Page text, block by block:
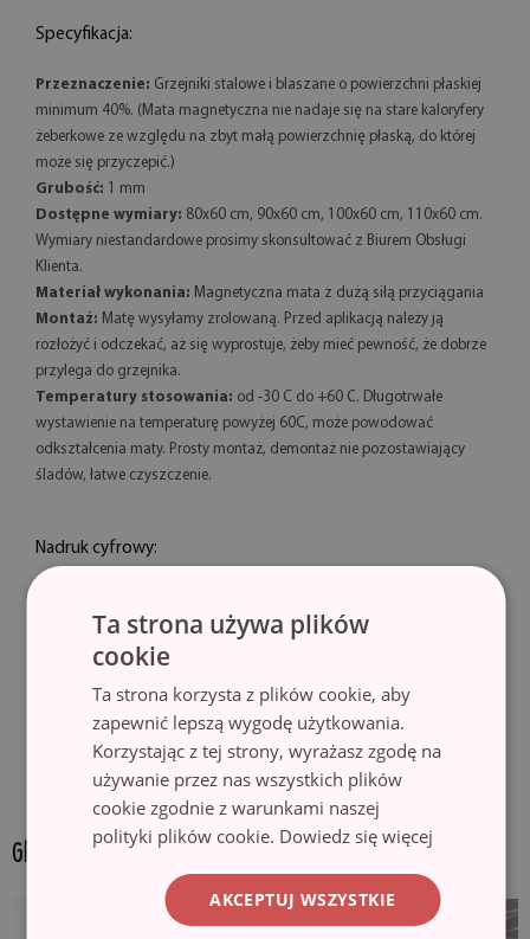
Specyfikacja:
Przeznaczenie: Grzejniki stalowe i blaszane o powierzchni płaskiej
minimum 40%. (Mata magnetyczna nie nadaje się na stare kaloryfery
żeberkowe ze względu na zbyt małą powierzchnię płaską, do której
może się przyczepić.)
Grubość: 1 mm
Dostępne wymiary: 80x60 cm, 90x60 cm, 100x60 cm, 110x60 cm.
Wymiary niestandardowe prosimy skonsultować z Biurem Obsługi
Klienta.
Materiał wykonania: Magnetyczna mata z dużą siłą przyciągania
Montaż: Matę wysyłamy zrolowaną. Przed aplikacją należy ją
rozłożyć i odczekać, aż się wyprostuje, żeby mieć pewność, że dobrze
przylega do grzejnika.
Temperatury stosowania: od -30 C do +60 C. Długotrwałe
wystawienie na temperaturę powyżej 60C, może powodować
odkształcenia maty. Prosty montaż, demontaż nie pozostawiający
śladów, łatwe czyszczenie.
Nadruk cyfrowy:
promieniowanie UV. Odcienie gotowego produktu mogą różnić się
nieznacznie od wizualizacji ze względu na kalibrację monitora, na
użytego tuszu – delikatna różnica w odcieniach nie jest powodem do
reklamacji.
GALERIA PRODUKTU:
Ta strona używa plików
cookie
Ta strona korzysta z plików cookie, aby
zapewnić lepszą wygodę użytkowania.
Korzystając z tej strony, wyrażasz zgodę na
używanie przez nas wszystkich plików
cookie zgodnie z warunkami naszej
polityki plików cookie. Dowiedz się więcej
AKCEPTUJ WSZYSTKIE